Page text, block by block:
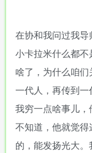
在协和我问过我
小卡拉米什么都
啥了，为什么咱
一代人，再传到
我穷一点啥事儿
不知道，他就觉
的，能发扬光大